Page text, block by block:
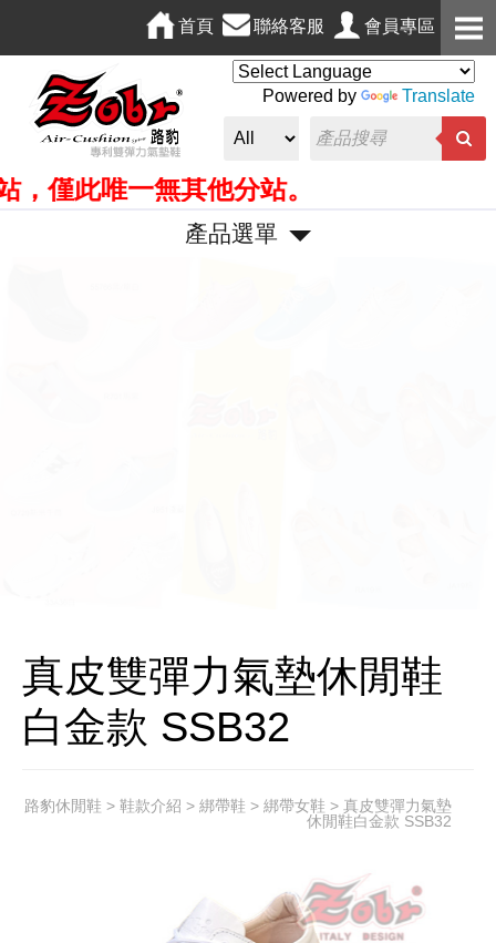
會員專區
聯絡客服
首頁
Powered by Translate
此唯一無其他分站。
產品選單
真皮雙彈力氣墊休閒鞋
白金款 SSB32
路豹休閒鞋 > 鞋款介紹 > 綁帶鞋 > 綁帶女鞋 > 真皮雙彈力氣墊
休閒鞋白金款 SSB32